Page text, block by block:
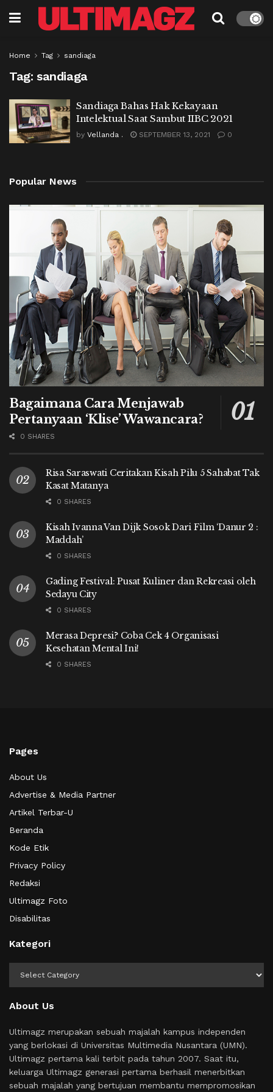
Home Tag sandiaga
Tag: sandiaga
Sandiaga Bahas Hak Kekayaan
Intelektual Saat Sambut IIBC 2021
by Vellanda . SEPTEMBER 13, 2021 0
Popular News
Bagaimana Cara Menjawab
Pertanyaan ‘Klise’ Wawancara?
0 SHARES
Risa Saraswati Ceritakan Kisah Pilu 5 Sahabat Tak
Kasat Matanya
0 SHARES
Kisah Ivanna Van Dijk Sosok Dari Film ‘Danur 2 :
Maddah’
0 SHARES
Gading Festival: Pusat Kuliner dan Rekreasi oleh
Sedayu City
0 SHARES
Merasa Depresi? Coba Cek 4 Organisasi
Kesehatan Mental Ini!
0 SHARES
Pages
About Us
Advertise & Media Partner
Artikel Terbar-U
Beranda
Kode Etik
Privacy Policy
Redaksi
Ultimagz Foto
Disabilitas
Kategori
About Us
Ultimagz merupakan sebuah majalah kampus independen
yang berlokasi di Universitas Multimedia Nusantara (UMN).
Ultimagz pertama kali terbit pada tahun 2007. Saat itu,
keluarga Ultimagz generasi pertama berhasil menerbitkan
sebuah majalah yang bertujuan membantu mempromosikan